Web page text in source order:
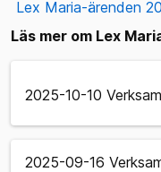
Lex Maria-ärenden
Läs mer om Lex
2025-10-10
2025-09-16